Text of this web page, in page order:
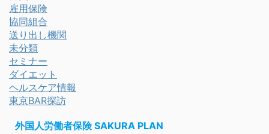
雇用保険
協同組合
送り出し機関
未分類
セミナー
ダイエット
ヘルスケア情報
東京BAR探訪
外国人労働者保険 SAKURA PLAN